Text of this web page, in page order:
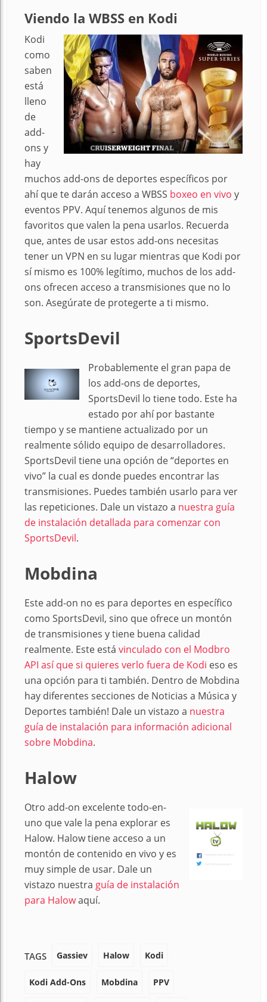
Viendo la WBSS en Kodi
Kodi
como
saben
está
lleno
de
add-
ons y
hay
muchos add-ons de deportes específicos por
ahí que te darán acceso a WBSS boxeo en vivo y
eventos PPV. Aquí tenemos algunos de mis
favoritos que valen la pena usarlos. Recuerda
que, antes de usar estos add-ons necesitas
tener un VPN en su lugar mientras que Kodi por
sí mismo es 100% legítimo, muchos de los add-
ons ofrecen acceso a transmisiones que no lo
son. Asegúrate de protegerte a ti mismo.
SportsDevil
Probablemente el gran papa de
los add-ons de deportes,
SportsDevil lo tiene todo. Este ha
estado por ahí por bastante
tiempo y se mantiene actualizado por un
realmente sólido equipo de desarrolladores.
SportsDevil tiene una opción de “deportes en
vivo” la cual es donde puedes encontrar las
transmisiones. Puedes también usarlo para ver
las repeticiones. Dale un vistazo a nuestra guía
de instalación detallada para comenzar con
SportsDevil.
Mobdina
Este add-on no es para deportes en específico
como SportsDevil, sino que ofrece un montón
de transmisiones y tiene buena calidad
realmente. Este está vinculado con el Modbro
API así que si quieres verlo fuera de Kodi eso es
una opción para ti también. Dentro de Mobdina
hay diferentes secciones de Noticias a Música y
Deportes también! Dale un vistazo a nuestra
guía de instalación para información adicional
sobre Mobdina.
Halow
Otro add-on excelente todo-en-
uno que vale la pena explorar es
Halow. Halow tiene acceso a un
montón de contenido en vivo y es
muy simple de usar. Dale un
vistazo nuestra guía de instalación
para Halowaquí.
TAGS Gassiev Halow Kodi
Kodi Add-Ons Mobdina PPV